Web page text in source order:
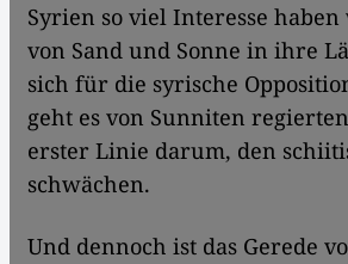
Syrien so viel Interesse
von Sand und Sonne in ihre
sich für die syrische
geht es von Sunniten
erster Linie darum, den
schwächen.
Und dennoch ist das Gerede